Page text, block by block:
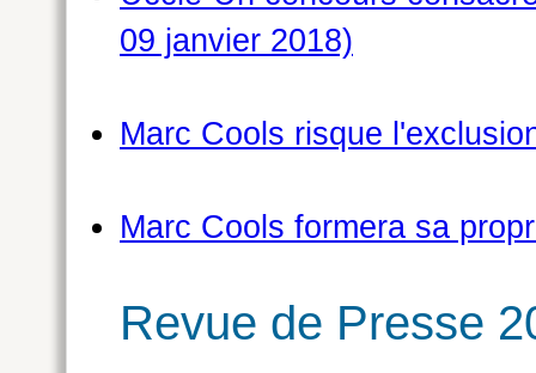
09 janvier 2018)
Marc Cools risque
Marc Cools formera sa
Revue de Presse